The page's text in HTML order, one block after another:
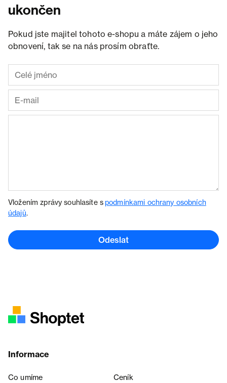
ukončen
Pokud jste majitel tohoto e-shopu a máte zájem o jeho
obnovení, tak se na nás prosím obraťte.
Vložením zprávy souhlasíte spodmínkami ochrany osobních
údajů.
Odeslat
Informace
Co umíme
Ceník